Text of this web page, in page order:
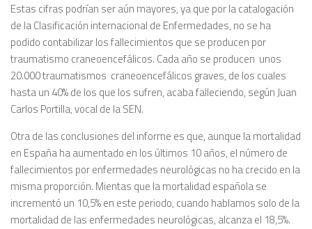
Estas cifras podrían ser aún mayores, ya que por la catalogación
de la Clasificación internacional de Enfermedades, no se ha
podido contabilizar los fallecimientos que se producen por
traumatismo craneoencefálicos. Cada año se producen unos
20.000 traumatismos craneoencefálicos graves, de los cuales
hasta un 40% de los que los sufren, acaba falleciendo, según Juan
Carlos Portilla, vocal de la SEN.
Otra de las conclusiones del informe es que, aunque la mortalidad
en España ha aumentado en los últimos 10 años, el número de
fallecimientos por enfermedades neurológicas no ha crecido en la
misma proporción. Mientas que la mortalidad española se
incrementó un 10,5% en este periodo, cuando hablamos solo de la
mortalidad de las enfermedades neurológicas, alcanza el 18,5%.